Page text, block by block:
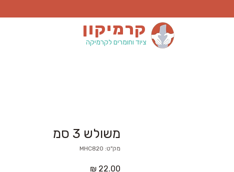
קרמיקון
ציוד וחומרים לקרמיקה
משולש 3 סמ
מק"ט: MHC820